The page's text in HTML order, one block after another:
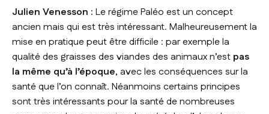
Julien Venesson : Le régime Paléo est un concept
ancien mais qui est très intéressant. Malheureusement la
mise en pratique peut être difficile : par exemple la
qualité des graisses des viandes des animaux n’est pas
la même qu’à l’époque, avec les conséquences sur la
santé que l’on connaît. Néanmoins certains principes
sont très intéressants pour la santé de nombreuses